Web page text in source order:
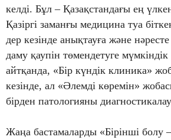
келді. Бұл – Қазақстандағы ең
Қазіргі заманғы медицина туа
дер кезінде анықтауға және нәресте
даму қаупін төмендетуге
айтқанда, «Бір күндік клиника»
кезінде, ал «Әлемді көремін»
бірден патологияны
Жаңа бастамаларды «Бірінші болу